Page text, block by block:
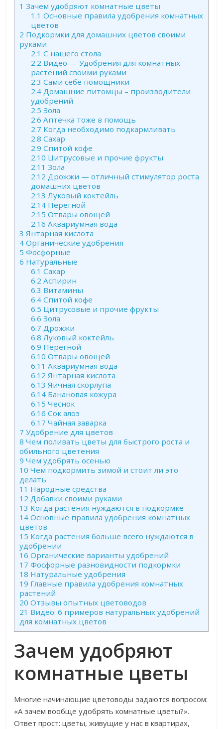
1 Зачем удобряют комнатные цветы
1.1 Основные правила удобрения комнатных
цветов
2 Подкормки для домашних цветов своими
руками
2.1 С нашего стола
2.2 Видео — Удобрения для комнатных
растений своими руками
2.3 Сами себе помощники
2.4 Домашние питомцы – производители
удобрений
2.5 Зола
2.6 Аптечка тоже в помощь
2.7 Когда необходимо подкармливать
2.8 Сахар
2.9 Спитой кофе
2.10 Цитрусовые и прочие фрукты
2.11 Зола
2.12 Дрожжи — отличный стимулятор роста
домашних цветов
2.13 Луковый коктейль
2.14 Перегной
2.15 Отвары овощей
2.16 Аквариумная вода
3 Янтарная кислота
4 Органические удобрения
5 Фосфорные
6 Натуральные
6.1 Сахар
6.2 Аспирин
6.3 Витамины
6.4 Спитой кофе
6.5 Цитрусовые и прочие фрукты
6.6 Зола
6.7 Дрожжи
6.8 Луковый коктейль
6.9 Перегной
6.10 Отвары овощей
6.11 Аквариумная вода
6.12 Янтарная кислота
6.13 Яичная скорлупа
6.14 Банановая кожура
6.15 Чеснок
6.16 Сок алоэ
6.17 Чайная заварка
7 Удобрение для цветов
8 Чем поливать цветы для быстрого роста и
обильного цветения
9 Чем удобрять осенью
10 Чем подкормить зимой и стоит ли это
делать
11 Народные средства
12 Добавки своими руками
13 Когда растения нуждаются в подкормке
14 Основные правила удобрения комнатных
цветов
15 Когда растения больше всего нуждаются в
удобрении
16 Органические варианты удобрений
17 Фосфорные разновидности подкормки
18 Натуральные удобрения
19 Главные правила удобрения комнатных
растений
20 Отзывы опытных цветоводов
21 Видео: 6 примеров натуральных удобрений
для комнатных цветов
Зачем удобряют
комнатные цветы
Многие начинающие цветоводы задаются вопросом:
«А зачем вообще удобрять комнатные цветы?».
Ответ прост: цветы, живущие у нас в квартирах,